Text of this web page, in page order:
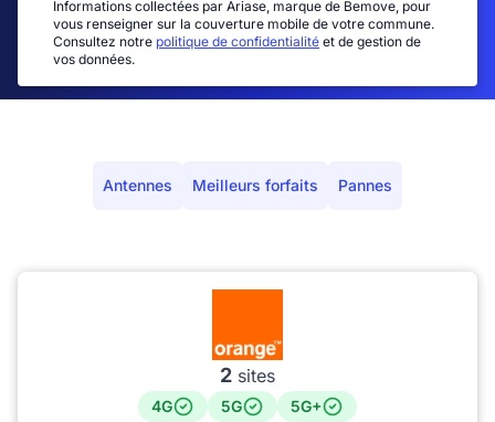
Informations collectées par Ariase, marque de Bemove, pour
vous renseigner sur la couverture mobile de votre commune.
Consultez notre politique de confidentialité et de gestion de
vos données.
Antennes Meilleurs forfaits Pannes
2 sites
4G 5G
5G+